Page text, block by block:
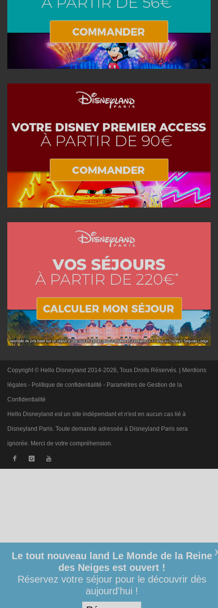
Copyright © Hello Disneyland 2014-2026, Tous Droits Réservés. | Mentions
légales - Politique de confidentialité - Paramètres de Gestion de la
Confidentialité
Hello Disneyland est un site indépendant et n'est en aucun cas lié à
Disneyland Paris. Toute demande adressée à Disneyland Paris sera
ignorée. Merci de votre compréhension.
Le tout nouveau land Le Monde de la Reine
des Neiges est ouvert !
Réservez votre séjour pour le découvrir dès
aujourd'hui !